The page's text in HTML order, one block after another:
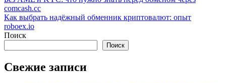
по
записям
comcash.cc
Как выбрать надёжный обменник криптовалют: опыт
roboex.io
Поиск
Поиск
Свежие записи